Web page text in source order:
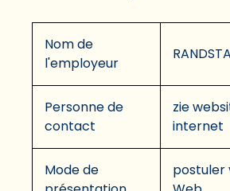
Nom de
l'employeur
Personne de
contact
zie
internet
Mode de
postuler